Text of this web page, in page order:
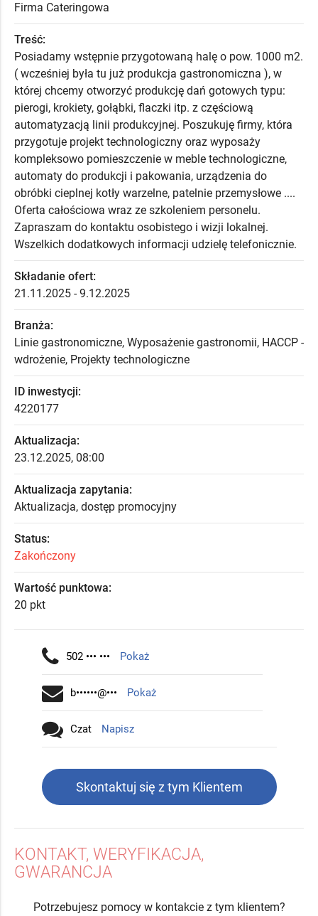
Firma Cateringowa
Treść:
Posiadamy wstępnie przygotowaną halę o pow. 1000 m2.
( wcześniej była tu już produkcja gastronomiczna ), w
której chcemy otworzyć produkcję dań gotowych typu:
pierogi, krokiety, gołąbki, flaczki itp. z częściową
automatyzacją linii produkcyjnej. Poszukuję firmy, która
przygotuje projekt technologiczny oraz wyposaży
kompleksowo pomieszczenie w meble technologiczne,
automaty do produkcji i pakowania, urządzenia do
obróbki cieplnej kotły warzelne, patelnie przemysłowe ....
Oferta całościowa wraz ze szkoleniem personelu.
Zapraszam do kontaktu osobistego i wizji lokalnej.
Wszelkich dodatkowych informacji udzielę telefonicznie.
Składanie ofert:
21.11.2025 - 9.12.2025
Branża:
Linie gastronomiczne, Wyposażenie gastronomii, HACCP -
wdrożenie, Projekty technologiczne
ID inwestycji:
4220177
Aktualizacja:
23.12.2025, 08:00
Aktualizacja zapytania:
Aktualizacja, dostęp promocyjny
Status:
Zakończony
Wartość punktowa:
20 pkt
502 ••• ••• Pokaż
b••••••@••• Pokaż
Czat Napisz
Skontaktuj się z tym Klientem
KONTAKT, WERYFIKACJA,
GWARANCJA
Potrzebujesz pomocy w kontakcie z tym klientem?